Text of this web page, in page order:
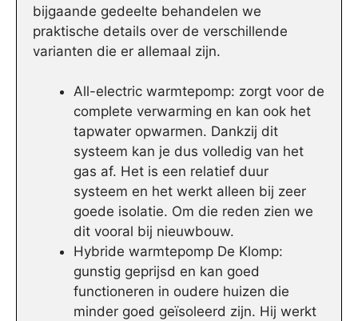
bijgaande gedeelte behandelen we
praktische details over de verschillende
varianten die er allemaal zijn.
All-electric warmtepomp: zorgt voor de
complete verwarming en kan ook het
tapwater opwarmen. Dankzij dit
systeem kan je dus volledig van het
gas af. Het is een relatief duur
systeem en het werkt alleen bij zeer
goede isolatie. Om die reden zien we
dit vooral bij nieuwbouw.
Hybride warmtepomp De Klomp:
gunstig geprijsd en kan goed
functioneren in oudere huizen die
minder goed geïsoleerd zijn. Hij werkt